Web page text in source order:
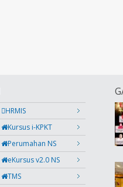
HRMIS
Kursus i-KPKT
Perumahan NS
eKursus v2.0 NS
TMS